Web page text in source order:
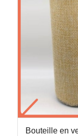
Bouteille en